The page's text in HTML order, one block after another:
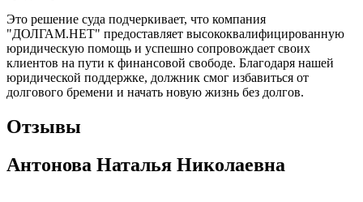
Это решение суда подчеркивает, что компания
"ДОЛГАМ.НЕТ" предоставляет высококвалифицированную
юридическую помощь и успешно сопровождает своих
клиентов на пути к финансовой свободе. Благодаря нашей
юридической поддержке, должник смог избавиться от
долгового бремени и начать новую жизнь без долгов.
Отзывы
Антонова Наталья Николаевна